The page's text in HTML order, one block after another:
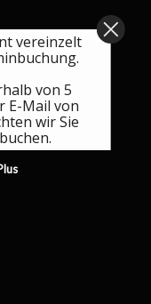
vereinzelt
von 5
E-Mail von
wir Sie